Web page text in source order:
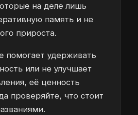
на деле лишь
память и не
прироста.
помогает удерживать
или не улучшает
её ценность
проверяйте, что стоит